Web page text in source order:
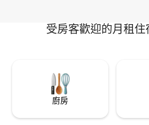
受房客歡迎的月租住
廚房